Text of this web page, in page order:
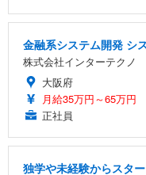
金融系システム開発 シ
株式会社インターテクノ
大阪府
月給35万円～65万円
正社員
独学や未経験からスタ